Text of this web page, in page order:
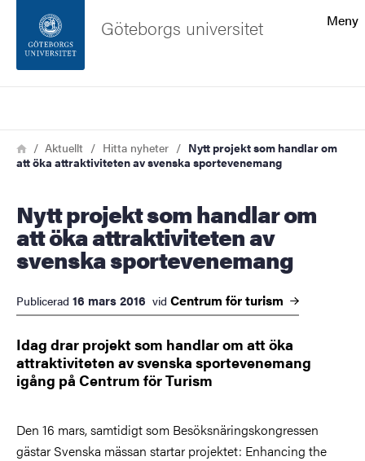
Sidfoten
Om webbplatsen
Meny
Göteborgs universitet
Länkstig
HemAktuellt Hitta nyheter
Nytt projekt som handlar om
att öka attraktiviteten av svenska sportevenemang
Nytt projekt som handlar om
att öka attraktiviteten av
svenska sportevenemang
Publicerad 16 mars 2016 vid Centrum förturism
Idag drar projekt som handlar om att öka
attraktiviteten av svenska sportevenemang
igång på Centrum för Turism
Den 16 mars, samtidigt som Besöksnäringskongressen
gästar Svenska mässan startar projektet: Enhancing the